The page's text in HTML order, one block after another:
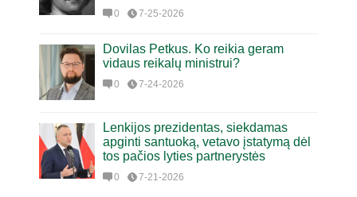
0 7-25-2026
Dovilas Petkus. Ko reikia geram
vidaus reikalų ministrui?
0 7-24-2026
Lenkijos prezidentas, siekdamas
apginti santuoką, vetavo įstatymą dėl
tos pačios lyties partnerystės
0 7-21-2026